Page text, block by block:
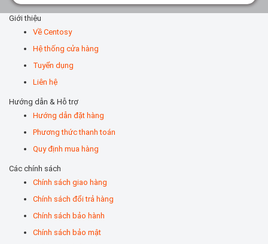
Giới thiệu
Về Centosy
Hệ thống cửa hàng
Tuyển dụng
Liên hệ
Hướng dẫn & Hỗ trợ
Hướng dẫn đặt hàng
Phương thức thanh toán
Quy định mua hàng
Các chính sách
Chính sách giao hàng
Chính sách đổi trả hàng
Chính sách bảo hành
Chính sách bảo mật